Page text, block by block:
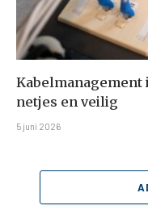
Kabelmanagement
netjes en veilig
5 juni 2026